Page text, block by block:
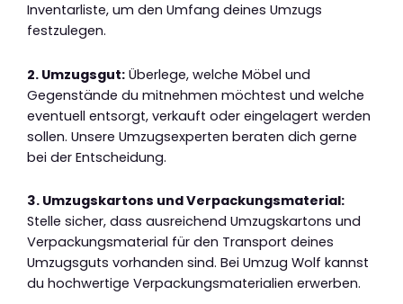
Inventarliste, um den Umfang deines Umzugs
festzulegen.
2. Umzugsgut: Überlege, welche Möbel und
Gegenstände du mitnehmen möchtest und welche
eventuell entsorgt, verkauft oder eingelagert werden
sollen. Unsere Umzugsexperten beraten dich gerne
bei der Entscheidung.
3. Umzugskartons und Verpackungsmaterial:
Stelle sicher, dass ausreichend Umzugskartons und
Verpackungsmaterial für den Transport deines
Umzugsguts vorhanden sind. Bei Umzug Wolf kannst
du hochwertige Verpackungsmaterialien erwerben.